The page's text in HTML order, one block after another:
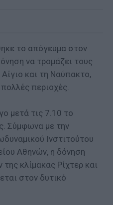
το απόγευμα στον
να τρομάζει τους
και τη Ναύπακτο,
περιοχές.
μετά τις 7.10 το
Σύμφωνα με την
Ινστιτούτου
Αθηνών, η δόνηση
κλίμακας Ρίχτερ και
στον δυτικό